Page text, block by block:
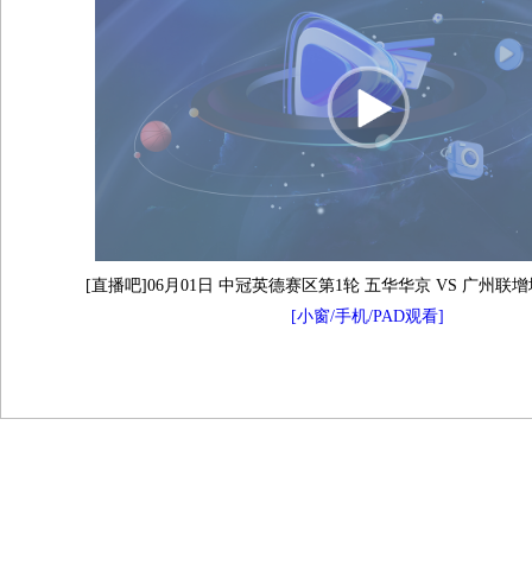
[直播吧]06月01日 中冠英德赛区第1轮 五华华京 VS 广州联
[小窗/手机/PAD观看]